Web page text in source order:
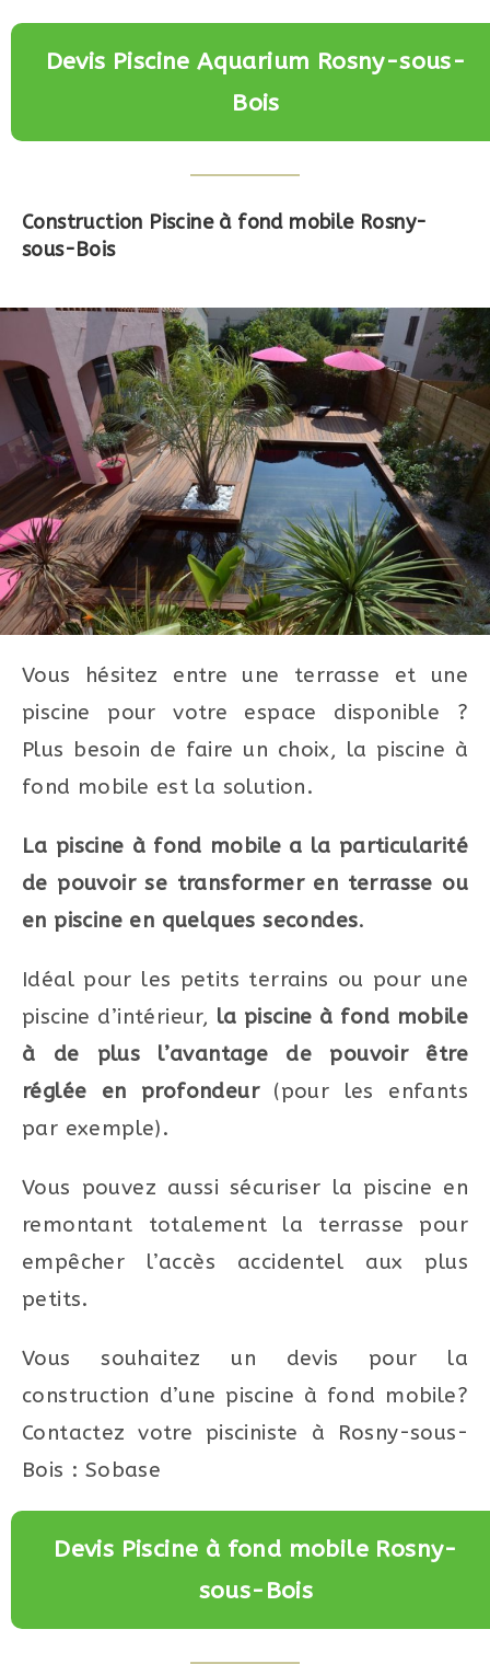
Devis Piscine Aquarium Rosny-sous-
Bois
Construction Piscine à fond mobile Rosny-
sous-Bois
Vous hésitez entre une terrasse et une
piscine pour votre espace disponible ?
Plus besoin de faire un choix, la piscine à
fond mobile est la solution.
La piscine à fond mobile a la particularité
de pouvoir se transformer en terrasse ou
en piscine en quelques secondes.
Idéal pour les petits terrains ou pour une
piscine d’intérieur, la piscine à fond mobile
à de plus l’avantage de pouvoir être
réglée en profondeur(pour les enfants
par exemple).
Vous pouvez aussi sécuriser la piscine en
remontant totalement la terrasse pour
empêcher l’accès accidentel aux plus
petits.
Vous souhaitez un devis pour la
construction d’une piscine à fond mobile?
Contactez votre pisciniste à Rosny-sous-
Bois : Sobase
Devis Piscine à fond mobile Rosny-
sous-Bois